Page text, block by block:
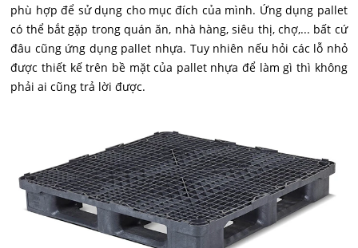
phù hợp để sử dụng cho mục đích của mình. Ứng dụng pallet
có thể bắt gặp trong quán ăn, nhà hàng, siêu thị, chợ,... bất cứ
đâu cũng ứng dụng pallet nhựa. Tuy nhiên nếu hỏi các lỗ nhỏ
được thiết kế trên bề mặt của pallet nhựa để làm gì thì không
phải ai cũng trả lời được.